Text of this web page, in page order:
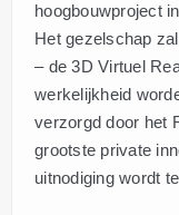
hoogbouwproject
Het gezelschap
– de 3D Virtuel
werkelijkheid
verzorgd door het
grootste private
uitnodiging wordt